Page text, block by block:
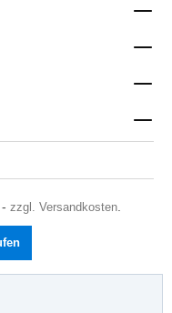
zzgl. Versandkosten.